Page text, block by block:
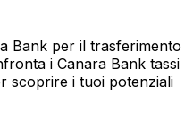
Bank per il trasferimento
i Canara Bank tassi
scoprire i tuoi potenziali